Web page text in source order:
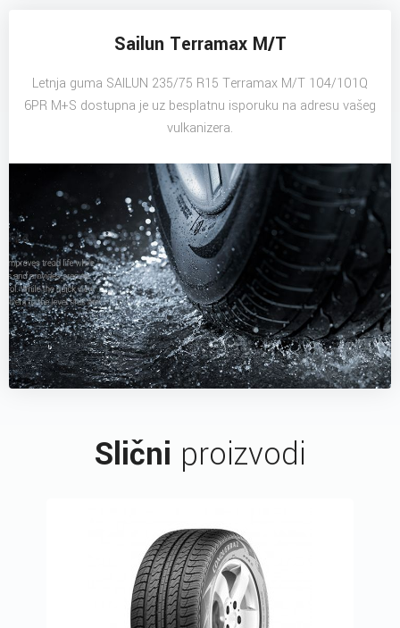
Sailun Terramax M/T
Letnja guma SAILUN 235/75 R15 Terramax M/T 104/101Q
6PR M+S dostupna je uz besplatnu isporuku na adresu vašeg
vulkanizera.
Slični proizvodi